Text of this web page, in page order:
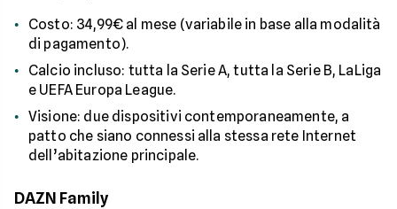
Costo: 34,99€ al mese (variabile in base alla modalità
di pagamento).
Calcio incluso: tutta la Serie A, tutta la Serie B, LaLiga
e UEFA Europa League.
Visione: due dispositivi contemporaneamente, a
patto che siano connessi alla stessa rete Internet
dell’abitazione principale.
DAZN Family